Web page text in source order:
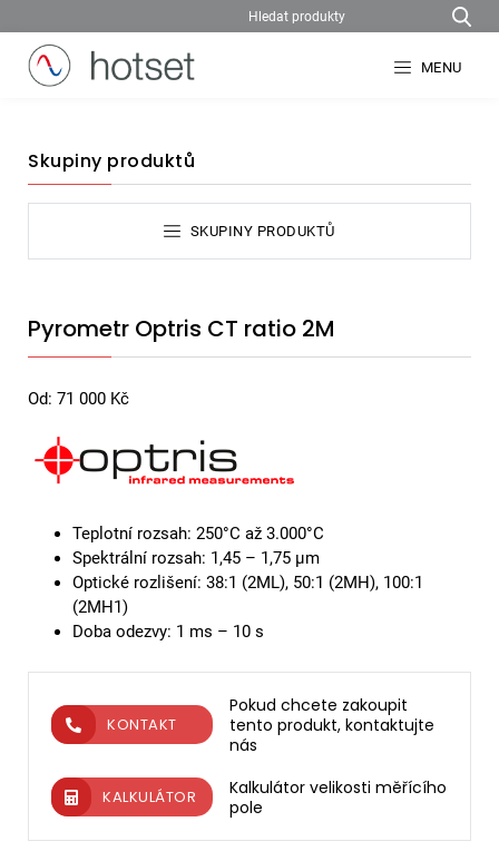
MENU
Skupiny produktů
SKUPINY PRODUKTŮ
Pyrometr Optris CT ratio 2M
Od: 71 000 Kč
Teplotní rozsah: 250°C až 3.000°C
Spektrální rozsah: 1,45 – 1,75 µm
Optické rozlišení: 38:1 (2ML), 50:1 (2MH), 100:1
(2MH1)
Doba odezvy: 1 ms – 10 s
Pokud chcete zakoupit
tento produkt, kontaktujte
nás
KONTAKT
Kalkulátor velikosti měřícího
pole
KALKULÁTOR